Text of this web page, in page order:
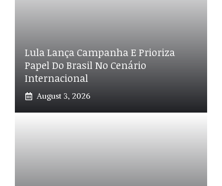
Lula Lança Campanha E Prioriza
Papel Do Brasil No Cenário
Internacional
August 3, 2026